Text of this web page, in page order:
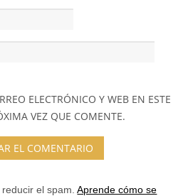
ELECTRÓNICO Y WEB EN ESTE
VEZ QUE COMENTE.
reducir el spam.Aprende cómo se